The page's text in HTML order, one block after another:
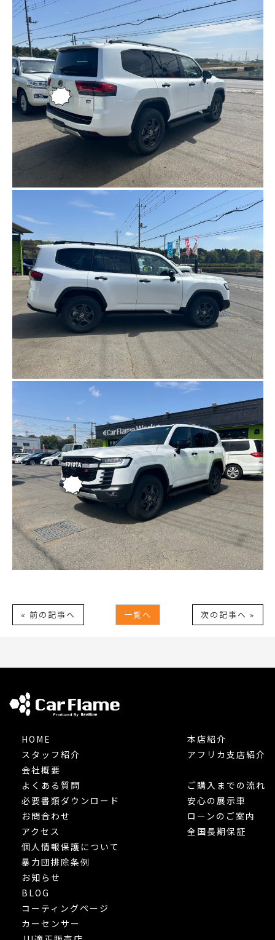
« 前の記事へ 一覧へ 次の記事へ »
HOME
スタッフ紹介
会社概要
本店紹介
アフリカ支店紹介
よくある質問
必要書類ダウンロード
お問合わせ
アクセス
個人情報保護について
暴力団排除条例
お知らせ
BLOG
ご購入までの流れ
安心の展示車
ローンのご案内
全国長期保証
コーティングページ
カーセンサー